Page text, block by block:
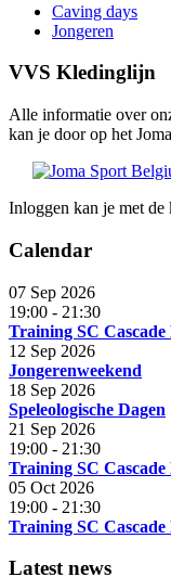
Caving days
Jongeren
VVS Kledinglijn
Alle informatie over
kan je door op het
Inloggen kan je met
Calendar
07 Sep 2026
19:00 - 21:30
Training SC
12 Sep 2026
Jongerenweekend
18 Sep 2026
Speleologische Dagen
21 Sep 2026
19:00 - 21:30
Training SC
05 Oct 2026
19:00 - 21:30
Training SC
Latest news